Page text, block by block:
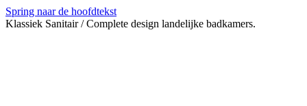
Spring naar de hoofdtekst
Klassiek Sanitair / Complete design landelijke badkamers.